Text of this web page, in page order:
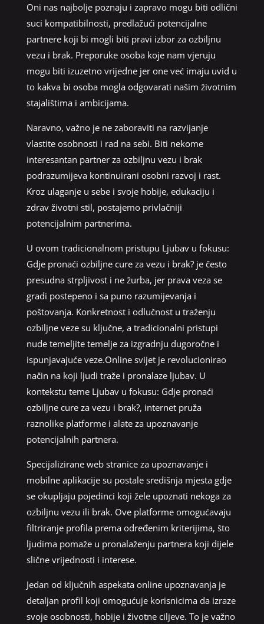
Oni nas najbolje poznaju i zapravo mogu biti odlični
suci kompatibilnosti, predlažući potencijalne
partnere koji bi mogli biti pravi izbor za ozbiljnu
vezu i brak. Preporuke osoba koje nam vjeruju
mogu biti izuzetno vrijedne jer one već imaju uvid u
to kakva bi osoba mogla odgovarati našim životnim
stajalištima i ambicijama.
Naravno, važno je ne zaboraviti na razvijanje
vlastite osobnosti i rad na sebi. Biti nekome
interesantan partner za ozbiljnu vezu i brak
podrazumijeva kontinuirani osobni razvoj i rast.
Kroz ulaganje u sebe i svoje hobije, edukaciju i
zdrav životni stil, postajemo privlačniji
potencijalnim partnerima.
U ovom tradicionalnom pristupu Ljubav u fokusu:
Gdje pronaći ozbiljne cure za vezu i brak? je često
presudna strpljivost i ne žurba, jer prava veza se
gradi postepeno i sa puno razumijevanja i
poštovanja. Konkretnost i odlučnost u traženju
ozbiljne veze su ključne, a tradicionalni pristupi
nude temeljite temelje za izgradnju dugoročne i
ispunjavajuće veze.Online svijet je revolucionirao
način na koji ljudi traže i pronalaze ljubav. U
kontekstu teme Ljubav u fokusu: Gdje pronaći
ozbiljne cure za vezu i brak?, internet pruža
raznolike platforme i alate za upoznavanje
potencijalnih partnera.
Specijalizirane web stranice za upoznavanje i
mobilne aplikacije su postale središnja mjesta gdje
se okupljaju pojedinci koji žele upoznati nekoga za
ozbiljnu vezu ili brak. Ove platforme omogućavaju
filtriranje profila prema određenim kriterijima, što
ljudima pomaže u pronalaženju partnera koji dijele
slične vrijednosti i interese.
Jedan od ključnih aspekata online upoznavanja je
detaljan profil koji omogućuje korisnicima da izraze
svoje osobnosti, hobije i životne ciljeve. To je važno